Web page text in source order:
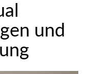
und